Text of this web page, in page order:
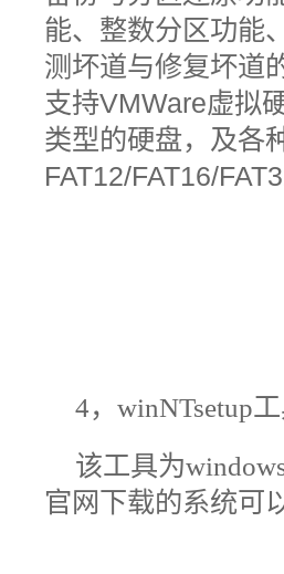
能、整数分区功能
测坏道与修复坏道
支持VMWare虚拟
类型的硬盘，及各
FAT12/FAT16/
4，winNTsetup工
该工具为
官网下载的系统可